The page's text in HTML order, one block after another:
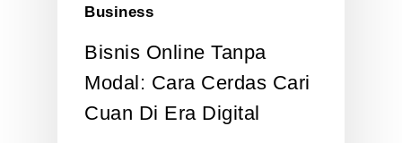
Business
Bisnis Online Tanpa
Modal: Cara Cerdas Cari
Cuan Di Era Digital